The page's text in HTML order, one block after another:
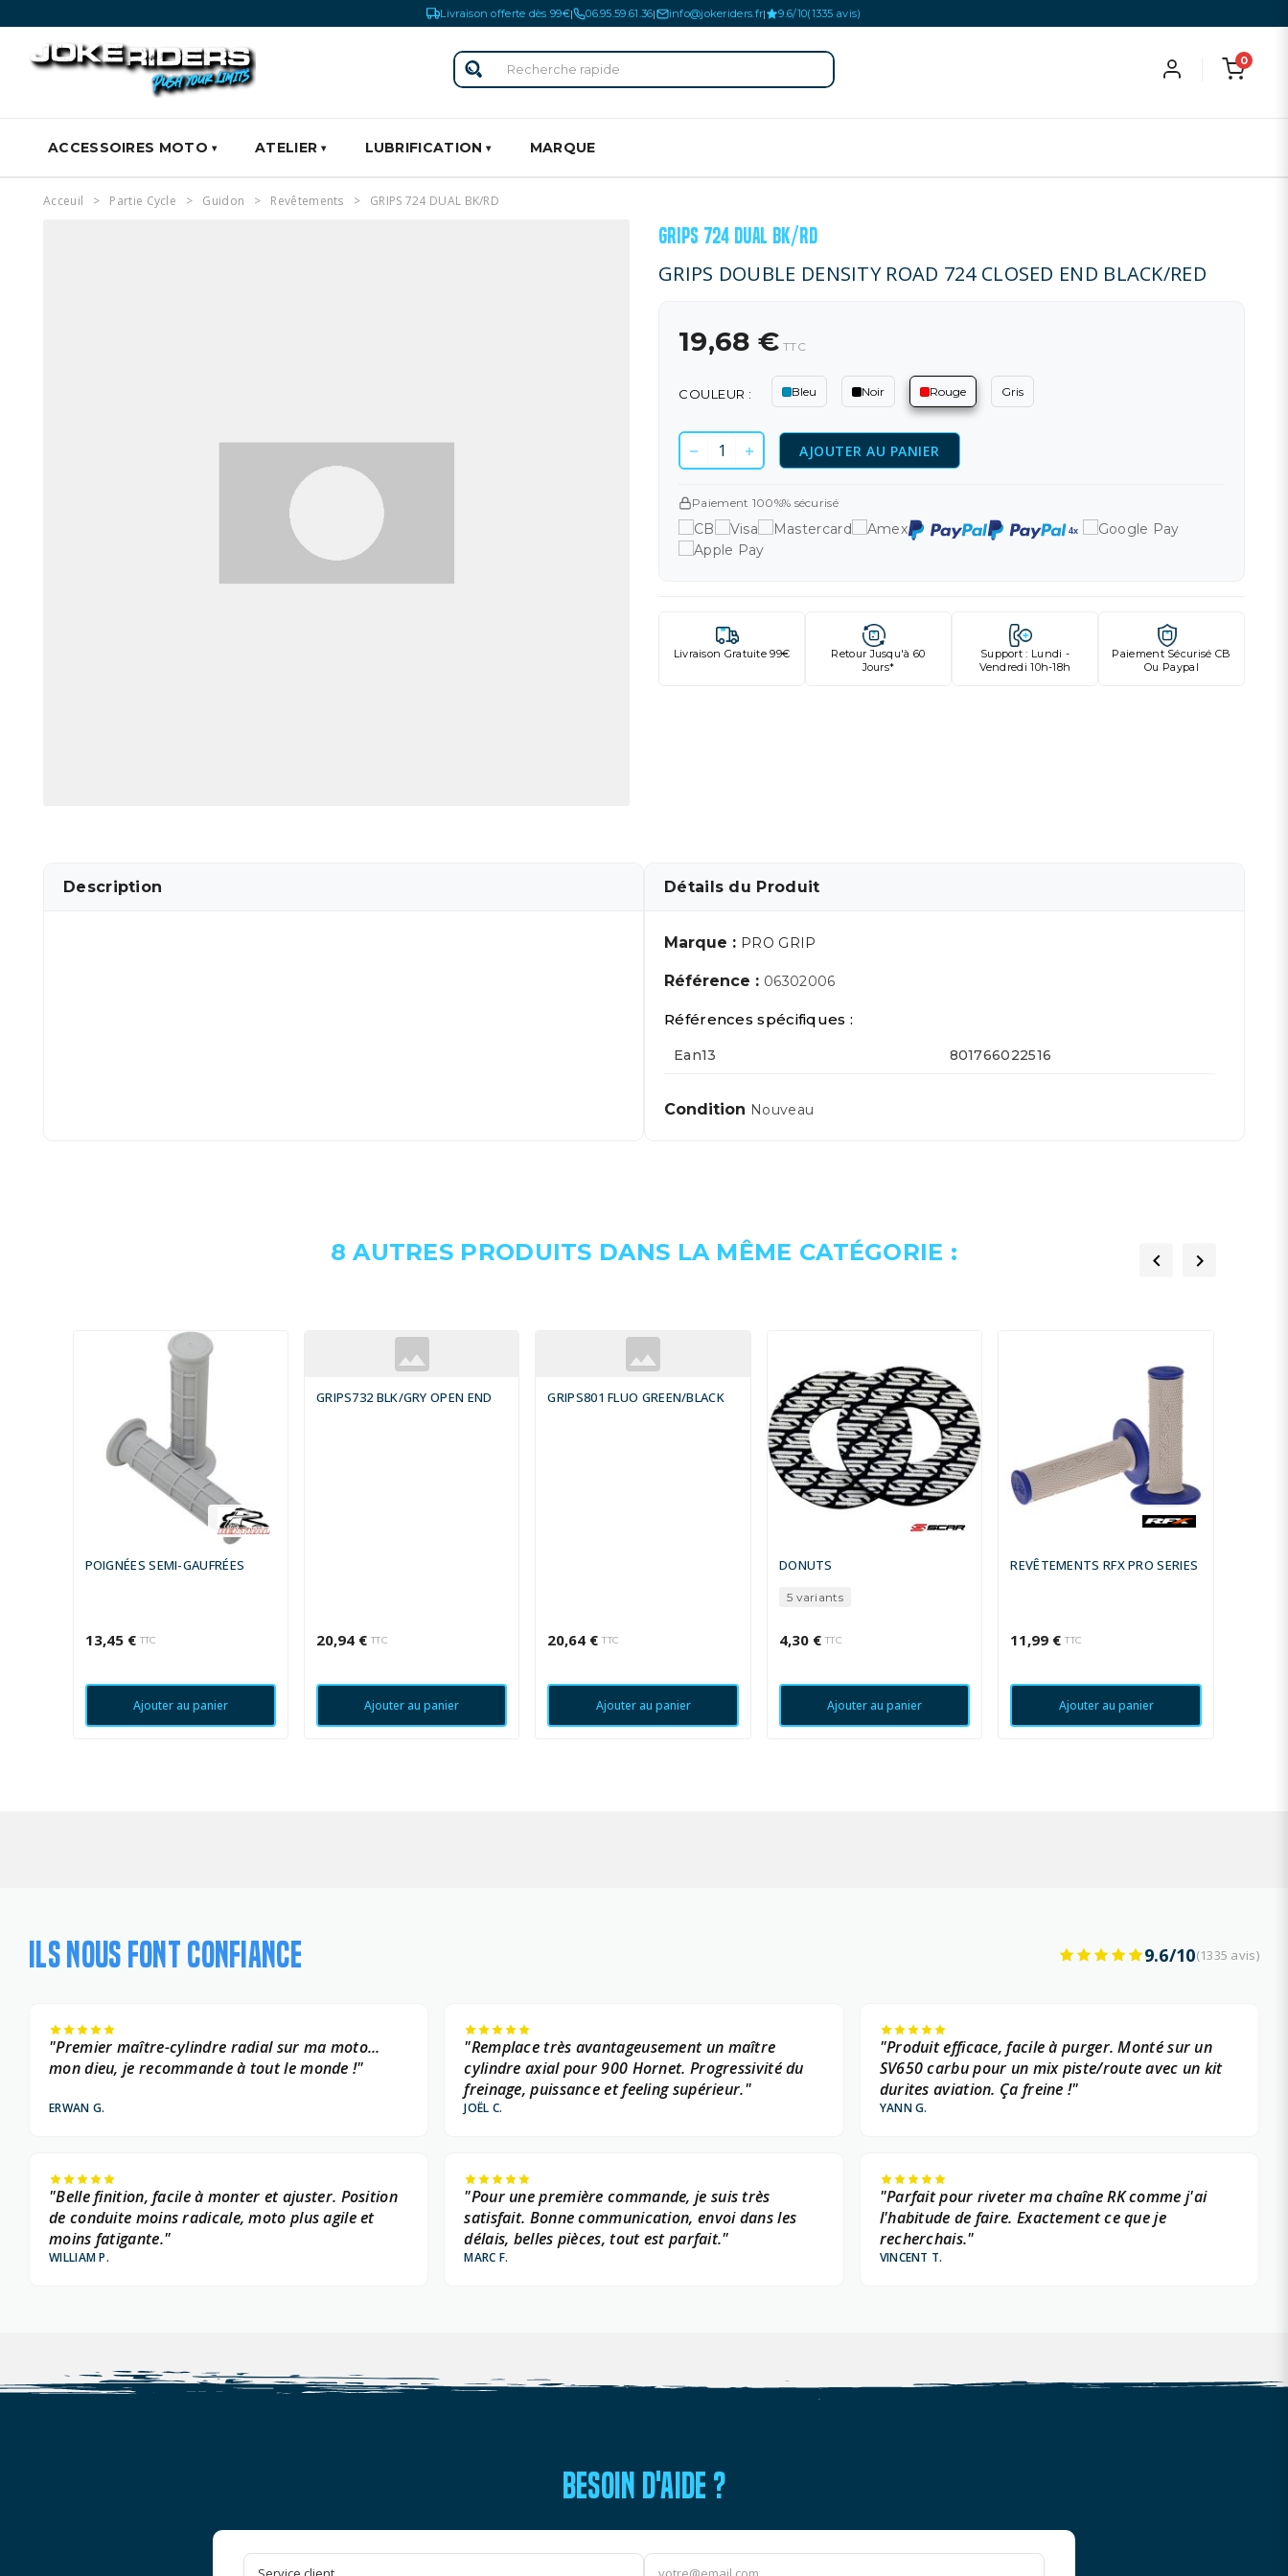
Livraison offerte dès 99€| 06.95.59.61.36| info@jokeriders.fr| 9.6/10(1335 avis)
0
ACCESSOIRES MOTO ATELIER LUBRIFICATION MARQUE
Acceuil Partie Cycle Guidon Revêtements GRIPS 724 DUAL BK/RD
GRIPS 724 DUAL BK/RD
GRIPS DOUBLE DENSITY ROAD 724 CLOSED END BLACK/RED
19,68 € TTC
COULEUR : Bleu Noir Rouge Gris
AJOUTER AU PANIER
Paiement 100%% sécurisé
Livraison Gratuite 99€
Retour Jusqu'à 60
Jours*
Support : Lundi -
Vendredi 10h-18h
Paiement Sécurisé CB
Ou Paypal
Description Détails du Produit
Marque : PRO GRIP
Référence : 06302006
Références spécifiques :
Ean13 801766022516
Condition Nouveau
8 AUTRES PRODUITS DANS LA MÊME CATÉGORIE :  
POIGNÉES SEMI-GAUFRÉES
13,45 € TTC
Ajouter au panier
GRIPS732 BLK/GRY OPEN END
20,94 € TTC
Ajouter au panier
GRIPS801 FLUO GREEN/BLACK
20,64 € TTC
Ajouter au panier
DONUTS
5 variants
4,30 € TTC
Ajouter au panier
REVÊTEMENTS RFX PRO SERIES
11,99 € TTC
Ajouter au panier
ILS NOUS FONT CONFIANCE 9.6/10(1335 avis)
"Premier maître-cylindre radial sur ma moto...
mon dieu, je recommande à tout le monde !"
ERWAN G.
"Remplace très avantageusement un maître
cylindre axial pour 900 Hornet. Progressivité du
freinage, puissance et feeling supérieur."
JOËL C.
"Produit efficace, facile à purger. Monté sur un
SV650 carbu pour un mix piste/route avec un kit
durites aviation. Ça freine !"
YANN G.
"Belle finition, facile à monter et ajuster. Position
de conduite moins radicale, moto plus agile et
moins fatigante."
WILLIAM P.
"Pour une première commande, je suis très
satisfait. Bonne communication, envoi dans les
délais, belles pièces, tout est parfait."
MARC F.
"Parfait pour riveter ma chaîne RK comme j'ai
l'habitude de faire. Exactement ce que je
recherchais."
VINCENT T.
BESOIN D'AIDE ?